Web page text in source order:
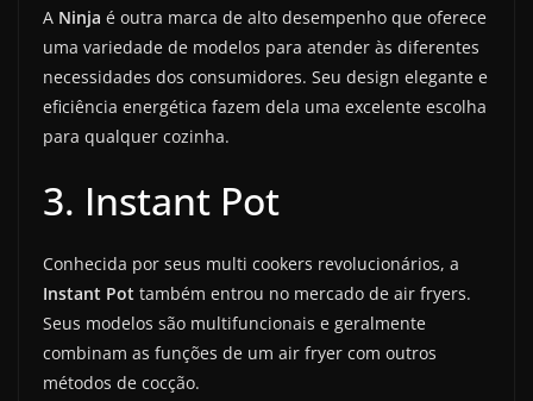
A Ninja é outra marca de alto desempenho que oferece
uma variedade de modelos para atender às diferentes
necessidades dos consumidores. Seu design elegante e
eficiência energética fazem dela uma excelente escolha
para qualquer cozinha.
3. Instant Pot
Conhecida por seus multi cookers revolucionários, a
Instant Pot também entrou no mercado de air fryers.
Seus modelos são multifuncionais e geralmente
combinam as funções de um air fryer com outros
métodos de cocção.